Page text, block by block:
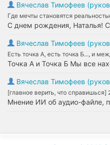
Вячеслав Тимофеев
Где мечты становятся
С днем рождения, Наталья!
Вячеслав Тимофеев
Есть точка А, есть точка Б..., и
Точка А и Точка Б Мы все
Вячеслав Тимофеев
[главное верить, что
Мнение ИИ об аудио-файле,